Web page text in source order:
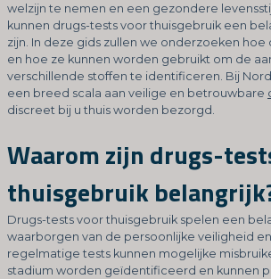
welzijn te nemen en een gezondere
kunnen drugs-tests voor thuisgebruik een
zijn. In deze gids zullen we onderzoeken hoe
en hoe ze kunnen worden gebruikt om de
verschillende stoffen te identificeren. Bij
een breed scala aan veilige en betrouwbare
discreet bij u thuis worden bezorgd.
Waarom zijn drugs-
thuisgebruik
Drugs-tests voor thuisgebruik spelen een
waarborgen van de persoonlijke veiligheid
regelmatige tests kunnen mogelijke
stadium worden geïdentificeerd en kunnen